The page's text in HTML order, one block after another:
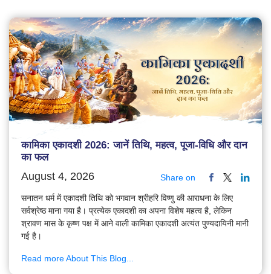
कामिका एकादशी 2026: जानें तिथि, महत्व, पूजा-विधि और दान
का फल
August 4, 2026 Share on
सनातन धर्म में एकादशी तिथि को भगवान श्रीहरि विष्णु की आराधना के लिए
सर्वश्रेष्ठ माना गया है। प्रत्येक एकादशी का अपना विशेष महत्व है, लेकिन
श्रावण मास के कृष्ण पक्ष में आने वाली कामिका एकादशी अत्यंत पुण्यदायिनी मानी
गई है।
Read more About This Blog...